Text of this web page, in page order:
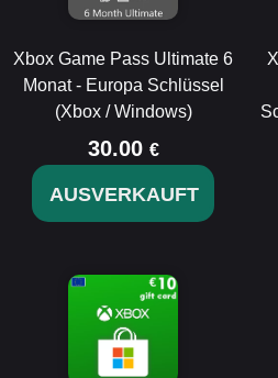
Xbox Game Pass Ultimate 6
Monat - Europa Schlüssel
(Xbox / Windows)
30.00 €
AUSVERKAUFT